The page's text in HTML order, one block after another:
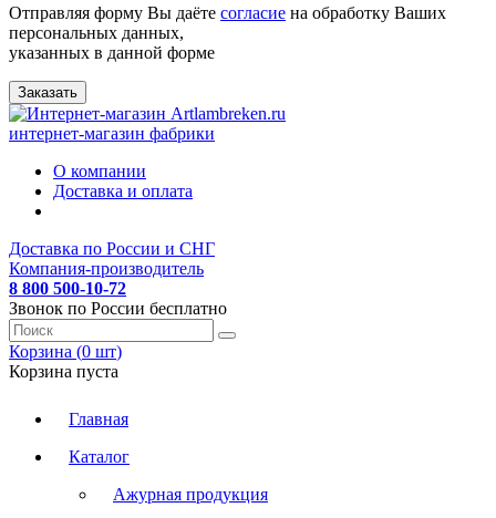
Отправляя форму Вы даёте согласие на обработку Ваших
персональных данных,
указанных в данной форме
Заказать
интернет-магазин фабрики
О компании
Доставка и оплата
Доставка по России и СНГ
Компания-производитель
8 800 500-10-72
Звонок по России бесплатно
Корзина (0 шт)
Корзина пуста
Главная
Каталог
Ажурная продукция